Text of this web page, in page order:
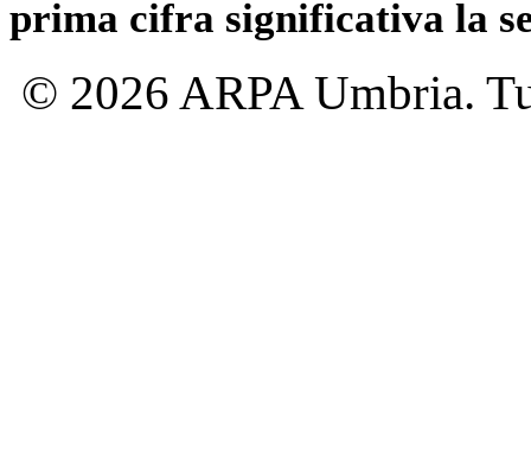
prima cifra significativa la
© 2026 ARPA Umbria.